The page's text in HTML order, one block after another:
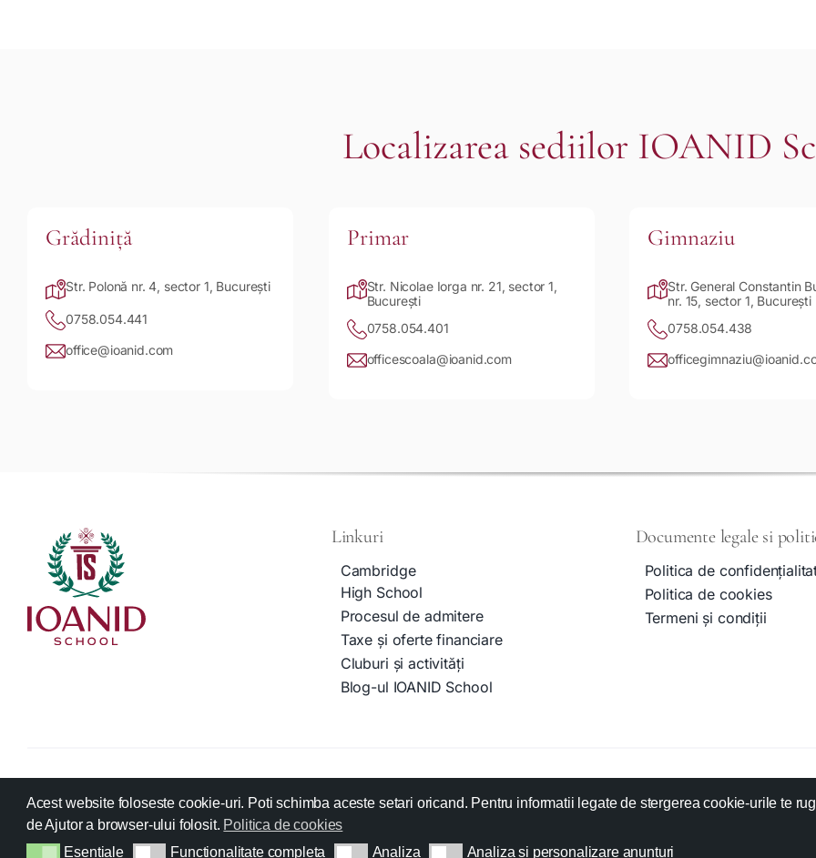
Acest website foloseste cookie-uri. Poti schimba aceste setari oricand. Pentru informatii legate de stergerea cookie-urile te
de Ajutor a browser-ului folosit. Politica de cookies
EsentialeEsentiale Functionalitate completa
Functionalitate completa AnalizaAnaliza Analiza si personalizare anunturi
Analiza si personalizare anunturi
Localizarea sediilor IOANID
Grădiniță
Str. Polonă nr. 4, sector 1, București
0758.054.441
office@ioanid.com
Primar
Str. Nicolae Iorga nr. 21, sector 1,
București
0758.054.401
officescoala@ioanid.com
Gimnaziu
Str. General Constantin
nr. 15, sector 1, București
0758.054.438
Linkuri
Cambridge
High School
Procesul de admitere
Taxe și oferte financiare
Cluburi și activități
Blog-ul IOANID School
Documente legale si
Politica de
Politica de cookies
Termeni și condiții
© IOANID SCHOOL. Toate drepturile rezervate.
Conținutul acestui site este proprietatea IOANID SCHOOL și nu poate fi utilizat fără